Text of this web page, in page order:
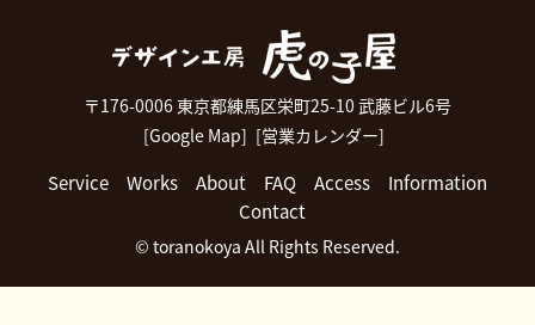
〒176-0006 東京都練馬区栄町25-10 武藤ビル6号
[Google Map] [営業カレンダー]
Service Works About FAQ Access
Information
Contact
© toranokoya All Rights Reserved.